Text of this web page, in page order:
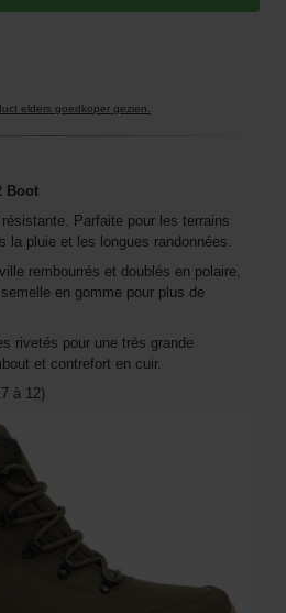
elders goedkoper gezien.
Boot
Parfaite pour les terrains
pluie et les longues randonnées.
rembourrés et doublés en polaire,
en gomme pour plus de
rivetés pour une très grande
et contrefort en cuir.
à 12)